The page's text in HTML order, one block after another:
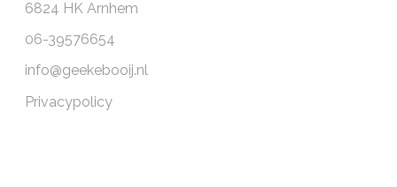
6824 HK Arnhem
06-39576654
info@geekebooij.nl
Privacypolicy